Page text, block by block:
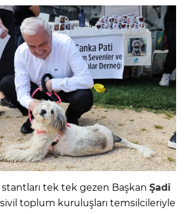
tek tek gezen Başkan Şadi
toplum kuruluşları temsilcileriyle